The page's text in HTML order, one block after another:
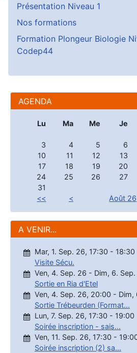
AGENDA
Lu Ma Me Je
3
4 5 6
10
11 12 13
17
18 19 20
24
25 26 27
31
<<
< Août 26
A VENIR...
Mar, 1. Sep. 26, 17:30 - 18:30
Visite Sécu.
Ven, 4. Sep. 26 - Dim, 6.
Sortie en Ria d'Etel
Ven, 4. Sep. 26, 20:00 - Dim,
Sortie Trébeurden (Format...
Lun, 7. Sep. 26, 17:30 - 19:00
Soirée inscription - sais...
Ven, 11. Sep. 26, 17:30 -
Soirée inscription (2) sa...
Présentation Niveau 1
Nos formations
Formation Plongeur Biologie
Codep44